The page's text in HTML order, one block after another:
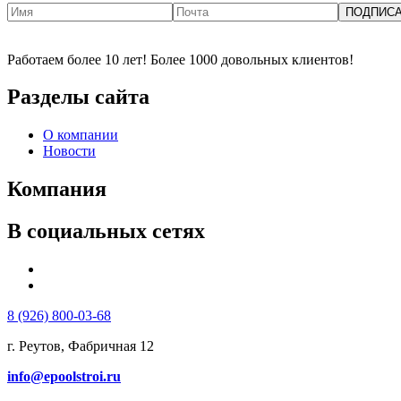
Работаем более 10 лет! Более 1000 довольных клиентов!
Разделы сайта
О компании
Новости
Компания
В социальных сетях
8 (926) 800-03-68
г. Реутов, Фабричная 12
info@epoolstroi.ru